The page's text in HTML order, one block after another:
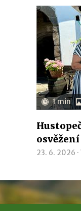
1 min
23. 6. 2026 ·